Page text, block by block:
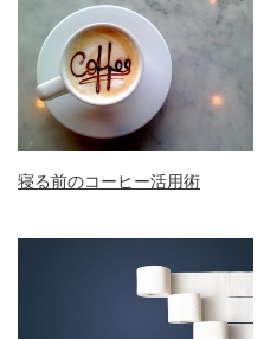
寝る前のコーヒー活用術